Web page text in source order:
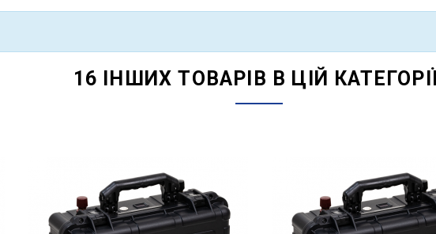
16 ІНШИХ ТОВАРІВ В ЦІЙ